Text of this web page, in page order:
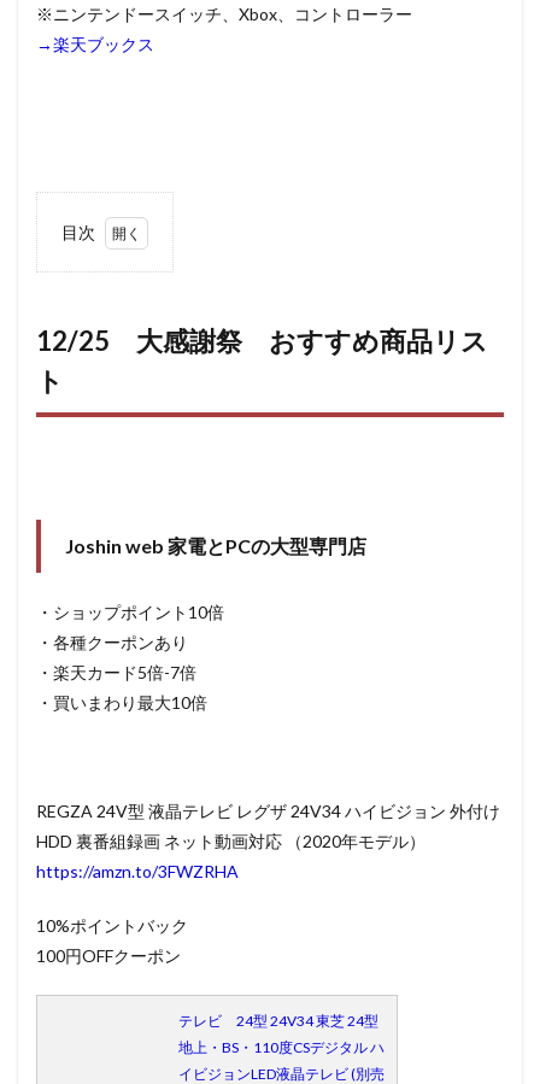
※ニンテンドースイッチ、Xbox、コントローラー
→楽天ブックス
目次
祭 お
すすめ
専門店
楽天ビ
（ビッ
クカメ
ラ）
PC・家
電館
クト
1.0.5
ヤマダ
12/25 大感謝祭 おすすめ商品リス
ト
Joshin web 家電とPCの大型専門店
・ショップポイント10倍
・各種クーポンあり
・楽天カード5倍-7倍
・買いまわり最大10倍
REGZA 24V型 液晶テレビ レグザ 24V34 ハイビジョン 外付け
HDD 裏番組録画 ネット動画対応 （2020年モデル）
https://amzn.to/3FWZRHA
10%ポイントバック
100円OFFクーポン
テレビ 24型 24V34 東芝 24型
地上・BS・110度CSデジタル ハ
イビジョンLED液晶テレビ (別売